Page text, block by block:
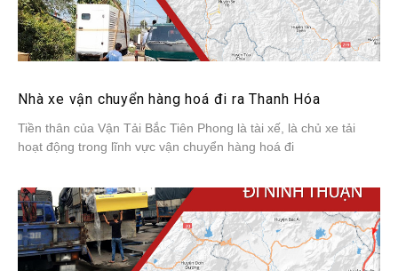
Nhà xe vận chuyển hàng hoá đi ra Thanh Hóa
Tiền thân của Vận Tải Bắc Tiên Phong là tài xế, là chủ xe tải
hoạt động trong lĩnh vực vận chuyển hàng hoá đi